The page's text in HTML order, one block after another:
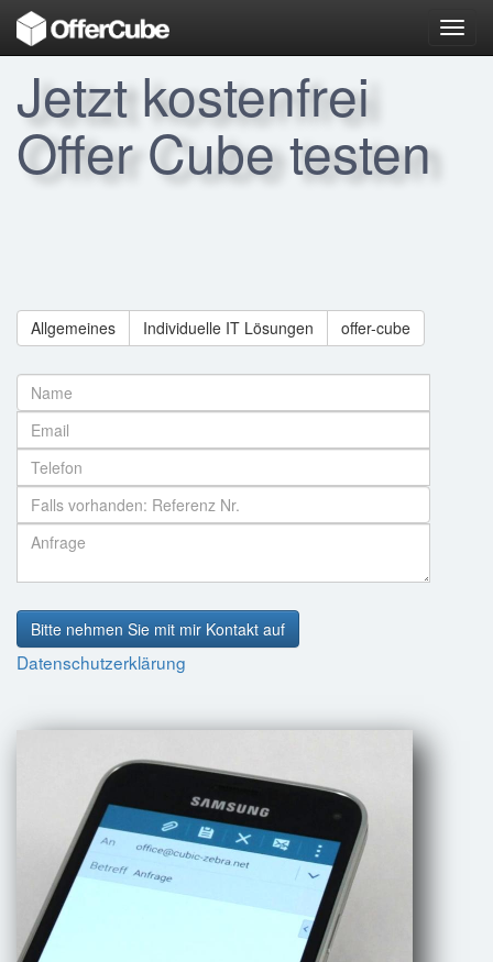
Jetzt kostenfrei
Offer Cube testen
Allgemeines Individuelle IT Lösungen offer-cube
Bitte nehmen Sie mit mir Kontakt auf
Datenschutzerklärung